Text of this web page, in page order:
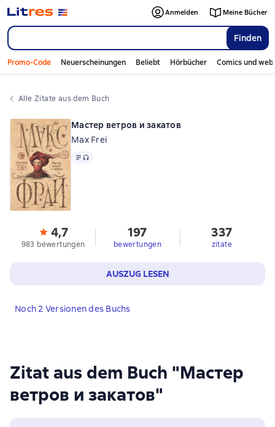
Finden
Anmelden Meine Bücher
Promo-Code Neuerscheinungen Beliebt Hörbücher Comics und
Alle Zitate aus dem Buch
Zitat aus dem Buch "Мастер
ветров и закатов"
Мастер ветров и закатов
Max Frei
Text, Audioformat verfügbar
4,7
983 bewertungen
197
bewertungen
337
zitate
AUSZUG LESEN
Noch 2 Versionen des Buchs